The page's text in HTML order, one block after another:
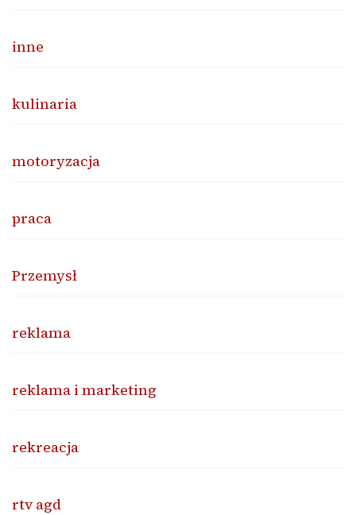
inne
kulinaria
motoryzacja
praca
Przemysł
reklama
reklama i marketing
rekreacja
rtv agd